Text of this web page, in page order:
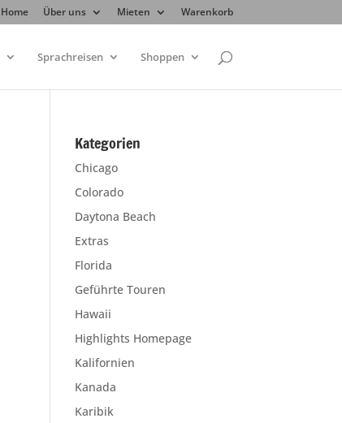
Home Über uns Mieten Warenkorb
Sprachreisen Shoppen
Kategorien
Chicago
Colorado
Daytona Beach
Extras
Florida
Geführte Touren
Hawaii
Highlights Homepage
Kalifornien
Kanada
Karibik